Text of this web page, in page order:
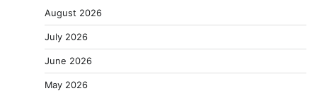
August 2026
July 2026
June 2026
May 2026